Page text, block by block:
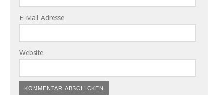
E-Mail-Adresse
Website